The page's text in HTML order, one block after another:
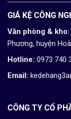
GIÁ KỆ CÔNG
Văn phòng & kho:
Phương, huyện
Hotline: 0973 740
Email:
CÔNG TY CỔ